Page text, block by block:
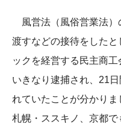
風営法（風俗営業法）
渡すなどの接待をした
ックを経営する民主商
いきなり逮捕され、21
れていたことが分かり
札幌・ススキノ、京都